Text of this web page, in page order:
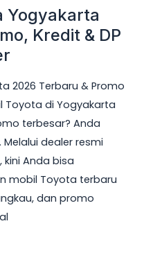
Yogyakarta
Kredit & DP
2026 Terbaru & Promo
Toyota di Yogyakarta
terbesar? Anda
dealer resmi
Anda bisa
mobil Toyota terbaru
dan promo